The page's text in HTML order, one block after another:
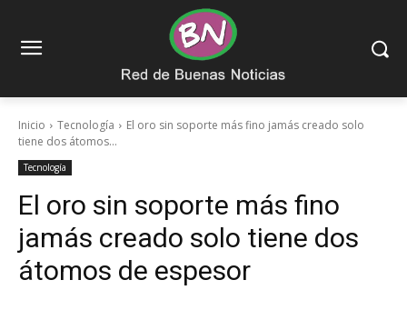
Inicio Tecnología
El oro sin soporte más fino jamás creado solo
tiene dos átomos...
Tecnología
El oro sin soporte más fino
jamás creado solo tiene dos
átomos de espesor